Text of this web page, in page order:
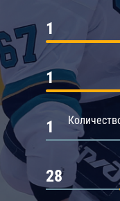
Амур
Барыс
1
1
1
28